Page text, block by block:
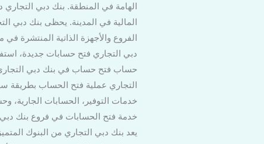
الهامة في المنطقة. بنك دبي التجاري
المالية في المدينة. يحظى بنك دبي
الفروع والأجهزة الذاتية المنتشرة
دبي التجاري فتح حسابات جديدة،
حساب فتح حساب في بنك دبي التجاري
التجاري عملية فتح الحساب بطريقة
خدمات التوفير، الحسابات الجارية،
خدمة فتح الحسابات في فروع بنك دبي
يعد بنك دبي التجاري من البنوك